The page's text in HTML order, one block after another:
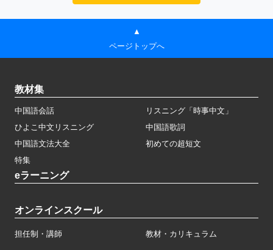
▲
ページトップへ
教材集
中国語会話
リスニング「時事中文」
ひよこ中文リスニング
中国語歌詞
中国語文法大全
初めての超短文
特集
eラーニング
オンラインスクール
担任制・講師 教材・カリキュラム